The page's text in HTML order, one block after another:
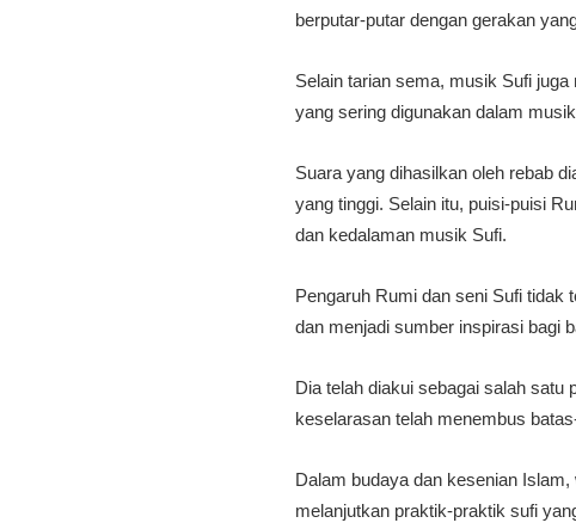
berputar-putar dengan gerakan
Selain tarian sema, musik Sufi
yang sering digunakan dalam
Suara yang dihasilkan oleh rebab
yang tinggi. Selain itu, puisi-puisi
dan kedalaman musik Sufi.
Pengaruh Rumi dan seni Sufi tidak
dan menjadi sumber inspirasi bagi
Dia telah diakui sebagai salah satu
keselarasan telah menembus
Dalam budaya dan kesenian
melanjutkan praktik-praktik sufi